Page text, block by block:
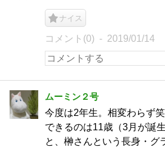
ナイス
コメント(0) 2019/01/14
ムーミン２号
今度は2年生。相変わらず
できるのは11歳（3月が誕
と、榊さんという長身・グ